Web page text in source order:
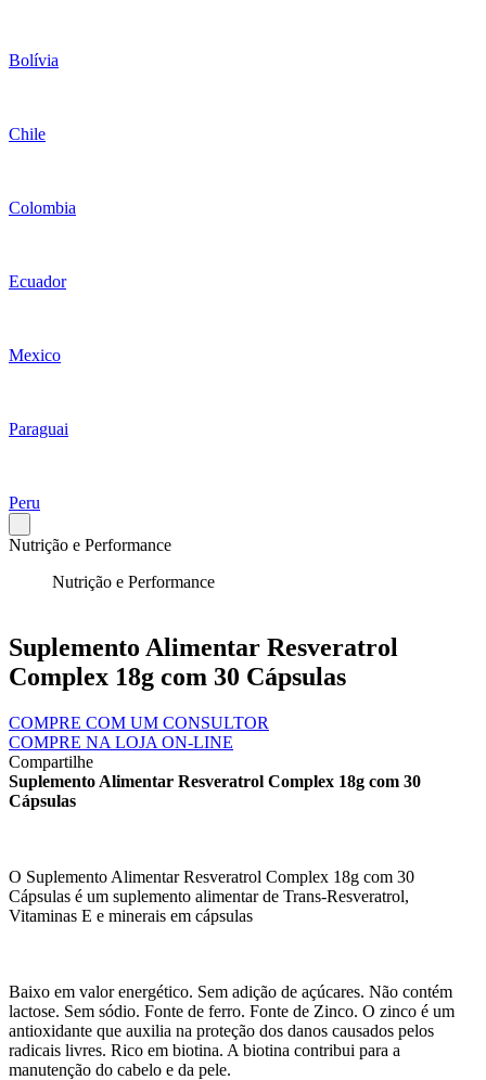
Bolívia
Chile
Colombia
Ecuador
Mexico
Paraguai
Peru
Nutrição e Performance
Nutrição e Performance
Suplemento Alimentar Resveratrol
Complex 18g com 30 Cápsulas
COMPRE COM UM CONSULTOR
COMPRE NA LOJA ON-LINE
Compartilhe
Suplemento Alimentar Resveratrol Complex 18g com 30
Cápsulas
O Suplemento Alimentar Resveratrol Complex 18g com 30
Cápsulas é um suplemento alimentar de Trans-Resveratrol,
Vitaminas E e minerais em cápsulas
Baixo em valor energético. Sem adição de açúcares. Não contém
lactose. Sem sódio. Fonte de ferro. Fonte de Zinco. O zinco é um
antioxidante que auxilia na proteção dos danos causados pelos
radicais livres. Rico em biotina. A biotina contribui para a
manutenção do cabelo e da pele.